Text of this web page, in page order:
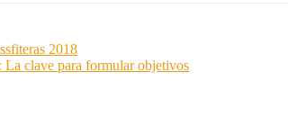
2018
La clave para formular objetivos